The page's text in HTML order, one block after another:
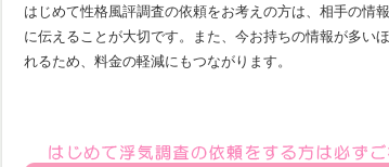
はじめて性格風評調査の依頼をお考えの方は、相手の情
に伝えることが大切です。また、今お持ちの情報が多い
れるため、料金の軽減にもつながります。